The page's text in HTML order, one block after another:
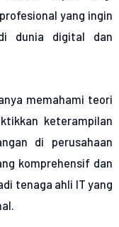
yang ingin
dunia digital dan
memahami teori
keterampilan
di perusahaan
komprehensif dan
tenaga ahli IT yang